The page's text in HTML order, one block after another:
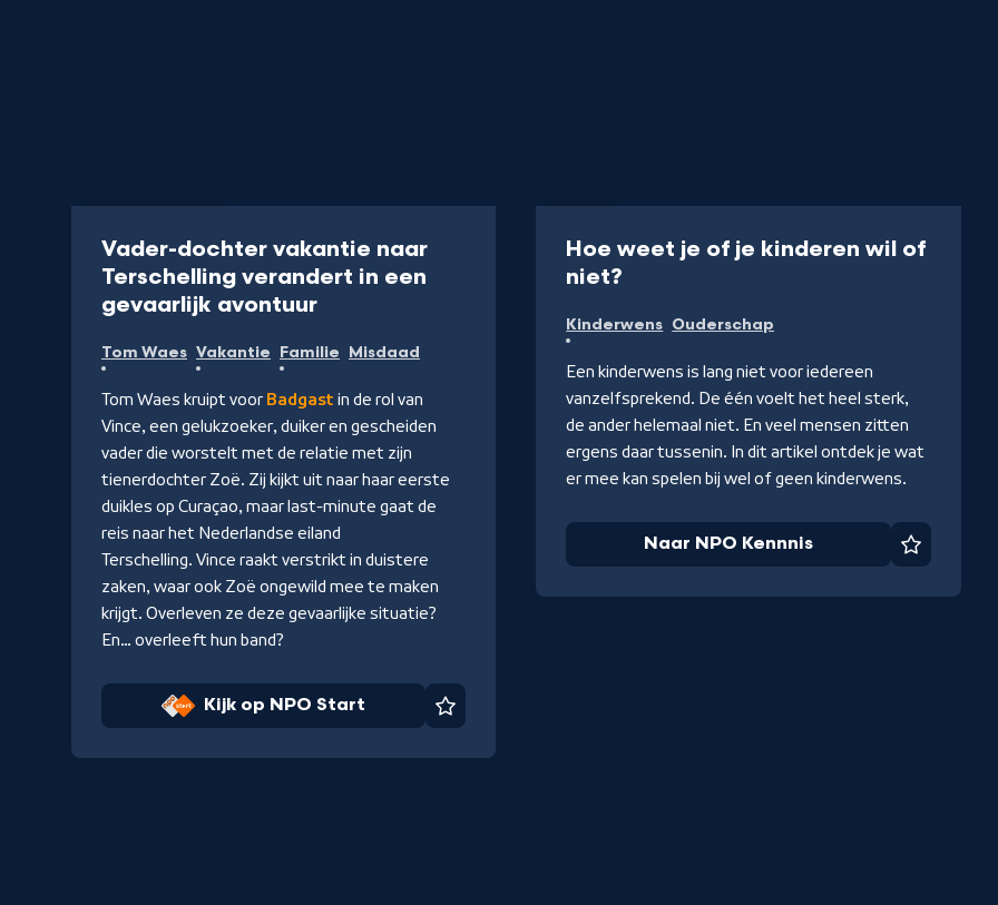
Vader-dochter vakantie naar
Terschelling verandert in een
gevaarlijk avontuur-
op
NPO
Tom Waes Vakantie Familie Misdaad
Tom Waes kruipt voor Badgast in de rol van
Vince, een gelukzoeker, duiker en gescheiden
vader die worstelt met de relatie met zijn
tienerdochter Zoë. Zij kijkt uit naar haar eerste
duikles op Curaçao, maar last-minute gaat de
reis naar het Nederlandse eiland
Terschelling. Vince raakt verstrikt in duistere
zaken, waar ook Zoë ongewild mee te maken
krijgt. Overleven ze deze gevaarlijke situatie?
En… overleeft hun band?
Kijk op NPO Start Favoriet
Hoe weet je of je kinderen wil of
niet?
NPO
Kennnis
Kinderwens Ouderschap
Een kinderwens is lang niet voor iedereen
vanzelfsprekend. De één voelt het heel sterk,
de ander helemaal niet. En veel mensen zitten
ergens daar tussenin. In dit artikel ontdek je wat
er mee kan spelen bij wel of geen kinderwens.
Naar NPO Kennnis Favoriet